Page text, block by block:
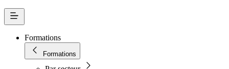
Formations
Formations